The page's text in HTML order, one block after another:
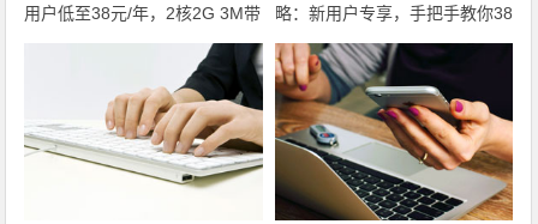
用户低至38元/年，2核2G 3M带
宽99元/年，续费不涨价同价
略：新用户专享，手把手教你38
元/年起拿下ECS！